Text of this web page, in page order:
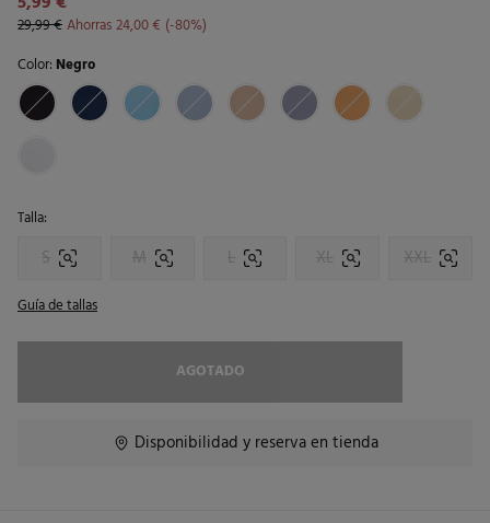
29,99 €Ahorras24,00 €
80
Color: Negro
Talla:
S M L XL XXL
Guía de tallas
AGOTADO
Disponibilidad y reserva en tienda